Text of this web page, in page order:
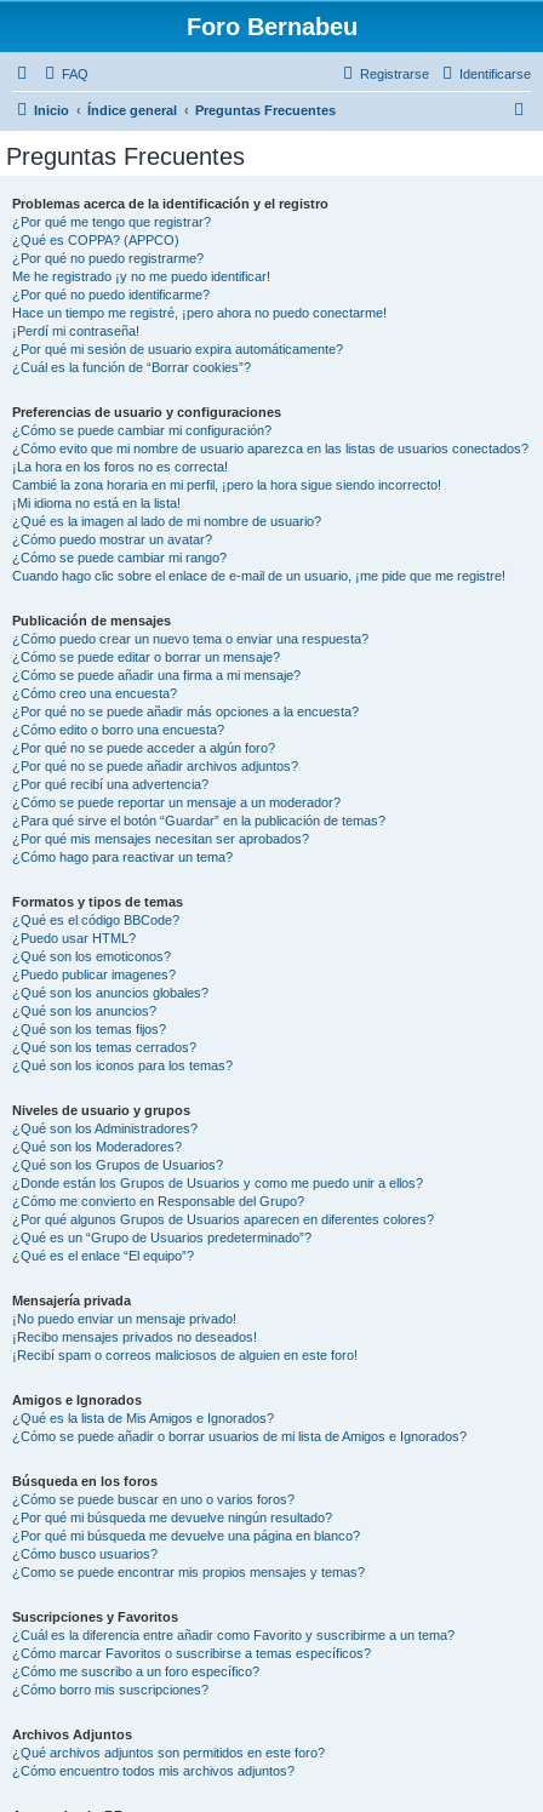
Foro Bernabeu
FAQ Identificarse
Registrarse
Inicio Índice general Preguntas Frecuentes
Preguntas Frecuentes
Problemas acerca de la identificación y el registro
¿Por qué me tengo que registrar?
¿Qué es COPPA? (APPCO)
¿Por qué no puedo registrarme?
Me he registrado ¡y no me puedo identificar!
¿Por qué no puedo identificarme?
Hace un tiempo me registré, ¡pero ahora no puedo conectarme!
¡Perdí mi contraseña!
¿Por qué mi sesión de usuario expira automáticamente?
¿Cuál es la función de “Borrar cookies”?
Preferencias de usuario y configuraciones
¿Cómo se puede cambiar mi configuración?
¿Cómo evito que mi nombre de usuario aparezca en las listas de usuarios conectados?
¡La hora en los foros no es correcta!
Cambié la zona horaria en mi perfil, ¡pero la hora sigue siendo incorrecto!
¡Mi idioma no está en la lista!
¿Qué es la imagen al lado de mi nombre de usuario?
¿Cómo puedo mostrar un avatar?
¿Cómo se puede cambiar mi rango?
Cuando hago clic sobre el enlace de e-mail de un usuario, ¡me pide que me registre!
Publicación de mensajes
¿Cómo puedo crear un nuevo tema o enviar una respuesta?
¿Cómo se puede editar o borrar un mensaje?
¿Cómo se puede añadir una firma a mi mensaje?
¿Cómo creo una encuesta?
¿Por qué no se puede añadir más opciones a la encuesta?
¿Cómo edito o borro una encuesta?
¿Por qué no se puede acceder a algún foro?
¿Por qué no se puede añadir archivos adjuntos?
¿Por qué recibí una advertencia?
¿Cómo se puede reportar un mensaje a un moderador?
¿Para qué sirve el botón “Guardar” en la publicación de temas?
¿Por qué mis mensajes necesitan ser aprobados?
¿Cómo hago para reactivar un tema?
Formatos y tipos de temas
¿Qué es el código BBCode?
¿Puedo usar HTML?
¿Qué son los emoticonos?
¿Puedo publicar imagenes?
¿Qué son los anuncios globales?
¿Qué son los anuncios?
¿Qué son los temas fijos?
¿Qué son los temas cerrados?
¿Qué son los iconos para los temas?
Niveles de usuario y grupos
¿Qué son los Administradores?
¿Qué son los Moderadores?
¿Qué son los Grupos de Usuarios?
¿Donde están los Grupos de Usuarios y como me puedo unir a ellos?
¿Cómo me convierto en Responsable del Grupo?
¿Por qué algunos Grupos de Usuarios aparecen en diferentes colores?
¿Qué es un “Grupo de Usuarios predeterminado”?
¿Qué es el enlace “El equipo”?
Mensajería privada
¡No puedo enviar un mensaje privado!
¡Recibo mensajes privados no deseados!
¡Recibí spam o correos maliciosos de alguien en este foro!
Amigos e Ignorados
¿Qué es la lista de Mis Amigos e Ignorados?
¿Cómo se puede añadir o borrar usuarios de mi lista de Amigos e Ignorados?
Búsqueda en los foros
¿Cómo se puede buscar en uno o varios foros?
¿Por qué mi búsqueda me devuelve ningún resultado?
¿Por qué mi búsqueda me devuelve una página en blanco?
¿Cómo busco usuarios?
¿Como se puede encontrar mis propios mensajes y temas?
Suscripciones y Favoritos
¿Cuál es la diferencia entre añadir como Favorito y suscribirme a un tema?
¿Cómo marcar Favoritos o suscribirse a temas específicos?
¿Cómo me suscribo a un foro específico?
¿Cómo borro mis suscripciones?
Archivos Adjuntos
¿Qué archivos adjuntos son permitidos en este foro?
¿Cómo encuentro todos mis archivos adjuntos?